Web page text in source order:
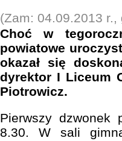
(Zam: 04.09.2013 r.,
Choć w
powiatowe
okazał się
dyrektor I Liceum
Piotrowicz.
Pierwszy dzwonek
8.30. W sali